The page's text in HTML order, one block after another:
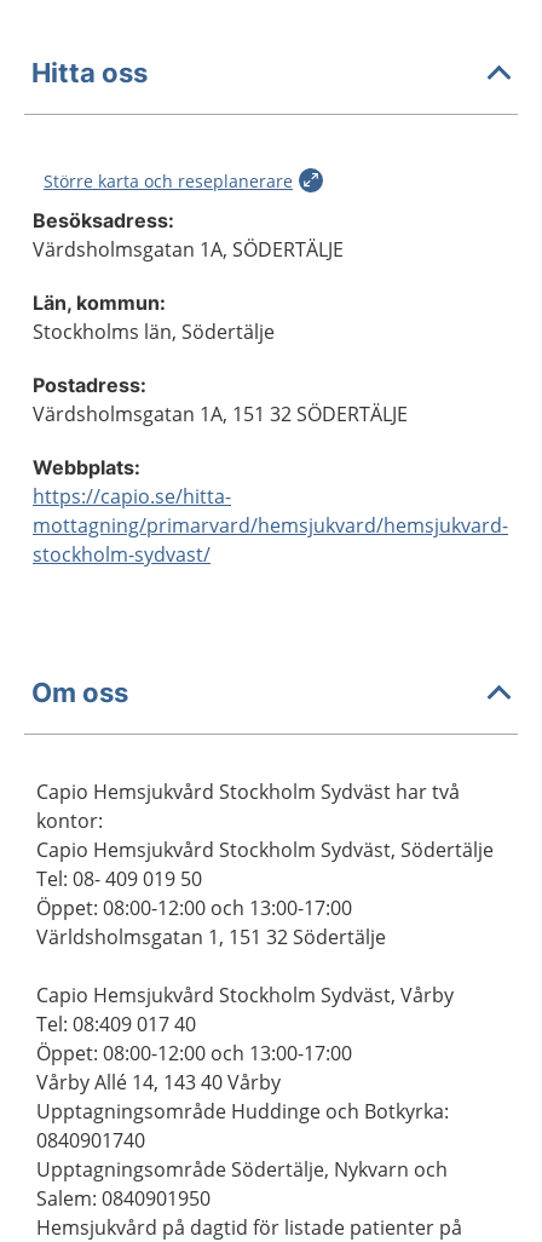
Hitta oss
Större karta och reseplanerare
Besöksadress:
Värdsholmsgatan 1A, SÖDERTÄLJE
Län, kommun:
Stockholms län, Södertälje
Postadress:
Värdsholmsgatan 1A, 151 32 SÖDERTÄLJE
Webbplats:
https://capio.se/hitta-
mottagning/primarvard/hemsjukvard/hemsjukvard-
stockholm-sydvast/
Om oss
Capio Hemsjukvård Stockholm Sydväst har två
kontor:
Capio Hemsjukvård Stockholm Sydväst, Södertälje
Tel: 08- 409 019 50
Öppet: 08:00-12:00 och 13:00-17:00
Världsholmsgatan 1, 151 32 Södertälje
Capio Hemsjukvård Stockholm Sydväst, Vårby
Tel: 08:409 017 40
Öppet: 08:00-12:00 och 13:00-17:00
Vårby Allé 14, 143 40 Vårby
Upptagningsområde Huddinge och Botkyrka:
0840901740
Upptagningsområde Södertälje, Nykvarn och
Salem: 0840901950
Hemsjukvård på dagtid för listade patienter på